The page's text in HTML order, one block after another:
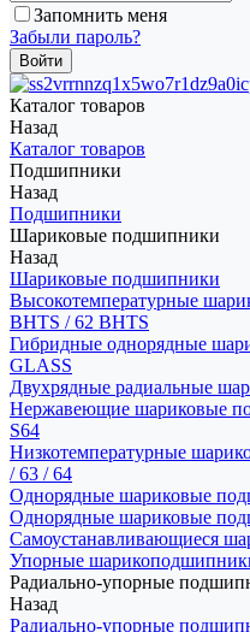
Запомнить меня
Забыли пароль?
Каталог товаров
Назад
Каталог товаров
Подшипники
Назад
Подшипники
Шариковые подшипники
Назад
Шариковые подшипники
Высокотемпературные
BHTS / 62 BHTS
Гибридные однорядные
GLASS
Двухрядные радиальные
Нержавеющие шариковые
S64
Низкотемпературные
/ 63 / 64
Однорядные шариковые
Однорядные шариковые
Самоустанавливающиеся
Упорные
Радиально-упорные
Назад
Радиально-упорные